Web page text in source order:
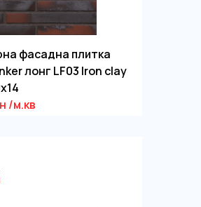
фасадна плитка
лонг LF03 Iron clay
/м.кв